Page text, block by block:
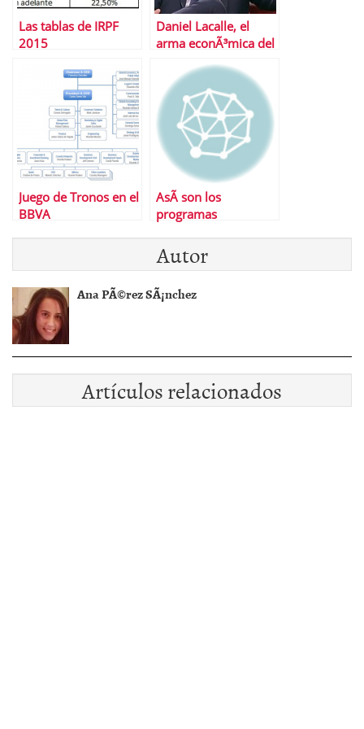
Las tablas de IRPF
2015
Daniel Lacalle, el
arma econÃ³mica del
Juego de Tronos en el
BBVA
AsÃ­ son los
programas
partidos
Autor
Ana PÃ©rez SÃ¡nchez
Artículos relacionados